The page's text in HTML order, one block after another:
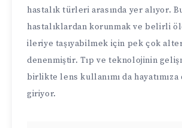
hastalık türleri arasında yer alıyor.
hastalıklardan korunmak ve belirli
ileriye taşıyabilmek için pek çok
denenmiştir. Tıp ve teknolojinin
birlikte lens kullanımı da hayatımıza
giriyor.